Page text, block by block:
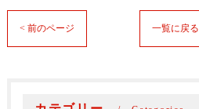
< 前のページ 一覧に戻る